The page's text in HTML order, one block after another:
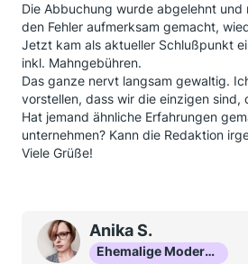
Die Abbuchung wurde abgelehnt und
den Fehler aufmerksam gemacht,
Jetzt kam als aktueller Schlußpunkt
inkl. Mahngebühren.
Das ganze nervt langsam gewaltig.
vorstellen, dass wir die einzigen sind,
Hat jemand ähnliche Erfahrungen
unternehmen? Kann die Redaktion
Viele Grüße!
Anika S.
Ehemalige Moderatorin